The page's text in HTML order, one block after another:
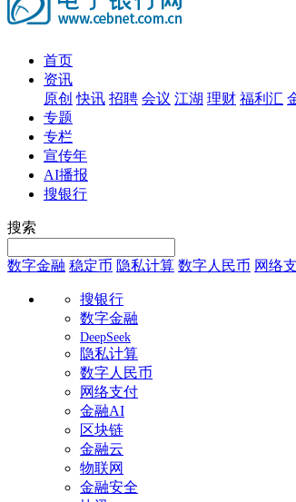
首页
资讯
原创 快讯 招聘 会议 江湖 理财 福利汇
专题
专栏
宣传年
AI播报
搜银行
搜索
数字金融 稳定币 隐私计算 数字人民币 网络
搜银行
数字金融
DeepSeek
隐私计算
数字人民币
网络支付
金融AI
区块链
金融云
物联网
金融安全